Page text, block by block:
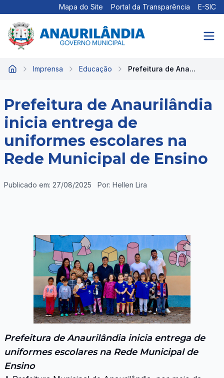
Mapa do Site Portal da Transparência E-SIC
Início Imprensa Educação Prefeitura de Ana...
Prefeitura de Anaurilândia
inicia entrega de
uniformes escolares na
Rede Municipal de Ensino
Publicado em: 27/08/2025 Por: Hellen Lira
Prefeitura de Anaurilândia inicia entrega de
uniformes escolares na Rede Municipal de
Ensino